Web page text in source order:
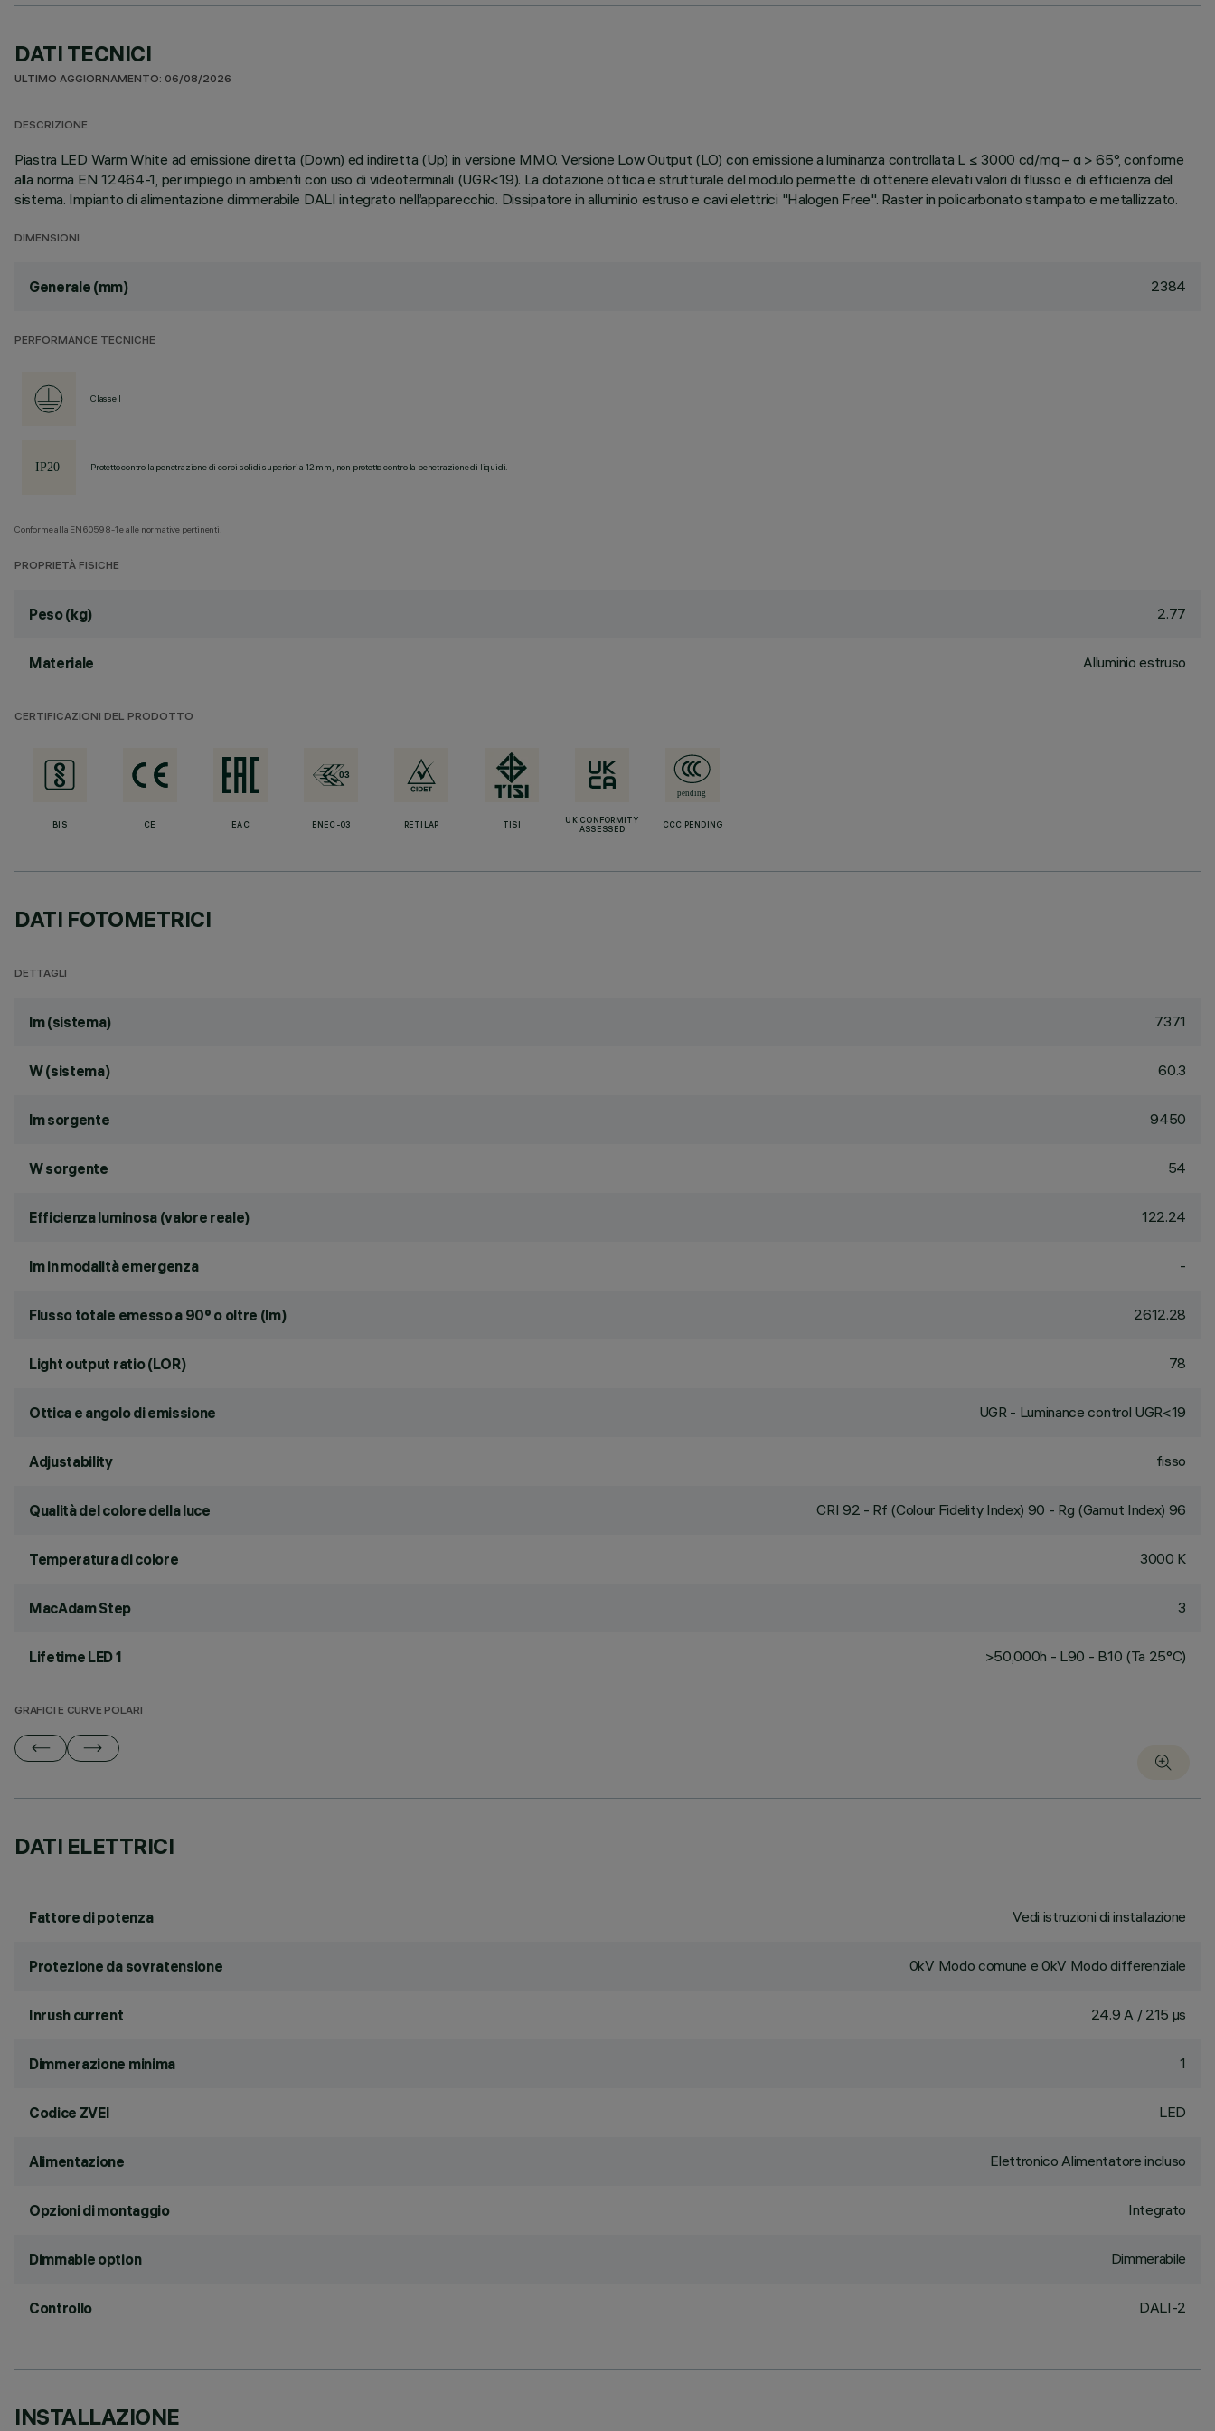
DATI TECNICI
ULTIMO AGGIORNAMENTO: 06/08/2026
DESCRIZIONE
Piastra LED Warm White ad emissione diretta (Down) ed indiretta (Up) in versione MMO. Versione Low Output (LO) con emissione a luminanza controllata L ≤ 3000 cd/mq – α > 65°, conforme
alla norma EN 12464-1, per impiego in ambienti con uso di videoterminali (UGR<19). La dotazione ottica e strutturale del modulo permette di ottenere elevati valori di flusso e di efficienza del
sistema. Impianto di alimentazione dimmerabile DALI integrato nell’apparecchio. Dissipatore in alluminio estruso e cavi elettrici "Halogen Free". Raster in policarbonato stampato e metallizzato.
DIMENSIONI
Generale (mm) 2384
PERFORMANCE TECNICHE
Classe I
Protetto contro la penetrazione di corpi solidi superiori a 12 mm, non protetto contro la penetrazione di liquidi.
Conforme alla EN60598-1 e alle normative pertinenti.
PROPRIETÀ FISICHE
Peso (kg) 2.77
Materiale Alluminio estruso
CERTIFICAZIONI DEL PRODOTTO
BIS CE EAC ENEC-03 RETILAP TISI
UK CONFORMITY
ASSESSED
CCC PENDING
DATI FOTOMETRICI
DETTAGLI
lm (sistema) 7371
W (sistema) 60.3
lm sorgente 9450
W sorgente 54
Efficienza luminosa (valore reale) 122.24
lm in modalità emergenza -
Flusso totale emesso a 90° o oltre (lm) 2612.28
Light output ratio (LOR) 78
Ottica e angolo di emissione UGR - Luminance control UGR<19
Adjustability fisso
Qualità del colore della luce CRI 92 - Rf (Colour Fidelity Index) 90 - Rg (Gamut Index) 96
Temperatura di colore 3000 K
MacAdam Step 3
Lifetime LED 1 >50,000h - L90 - B10 (Ta 25°C)
GRAFICI E CURVE POLARI
DATI ELETTRICI
Fattore di potenza Vedi istruzioni di installazione
Protezione da sovratensione 0kV Modo comune e 0kV Modo differenziale
Inrush current 24.9 A / 215 µs
Dimmerazione minima 1
Codice ZVEI LED
Alimentazione Elettronico Alimentatore incluso
Opzioni di montaggio Integrato
Dimmable option Dimmerabile
Controllo DALI-2
INSTALLAZIONE